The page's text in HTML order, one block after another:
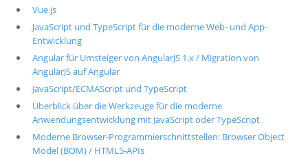
Vue.js
JavaScript und TypeScript für die moderne Web- und App-
Entwicklung
Angular für Umsteiger von AngularJS 1.x / Migration von
AngularJS auf Angular
JavaScript/ECMAScript und TypeScript
Überblick über die Werkzeuge für die moderne
Anwendungsentwicklung mit JavaScript oder TypeScript
Moderne Browser-Programmierschnittstellen: Browser Object
Model (BOM) / HTML5-APIs